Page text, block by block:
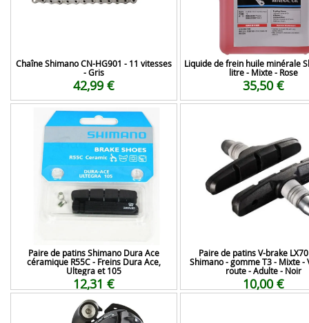
Chaîne Shimano CN-HG901 - 11 vitesses
- Gris
42,99 €
Liquide de frein huile minérale
litre - Mixte - Rose
35,50 €
Paire de patins Shimano Dura Ace
céramique R55C - Freins Dura Ace,
Ultegra et 105
12,31 €
Paire de patins V-brake
Shimano - gomme T3 - Mixte -
route - Adulte - Noir
10,00 €